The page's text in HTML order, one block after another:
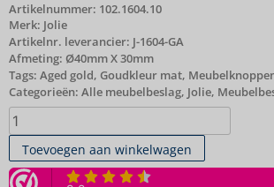
Artikelnummer: 102.1604.10
Merk: Jolie
Artikelnr. leverancier: J-1604-GA
Afmeting: Ø40mm X 30mm
Tags: Aged gold, Goudkleur mat,
Categorieën: Alle meubelbeslag, Jolie,
Toevoegen aan winkelwagen